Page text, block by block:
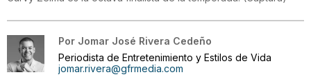
Por Jomar José Rivera Cedeño
Periodista de Entretenimiento y Estilos de Vida
jomar.rivera@gfrmedia.com